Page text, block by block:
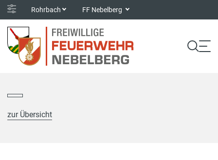
Rohrbach FF Nebelberg
zur Übersicht